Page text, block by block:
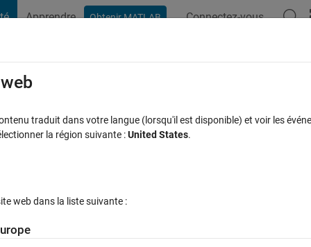
Apprendre Obtenir MATLAB Connectez-vous
images
traduit dans votre langue (lorsqu'il est disponible) et voir les
la région suivante :United States.
web dans la liste suivante :